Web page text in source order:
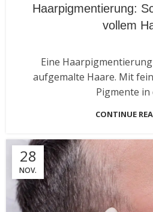
Haarpigmentierung:
vollem
Eine
aufgemalte Haare. Mit
Pigmente in
CONTINUE
28
NOV.